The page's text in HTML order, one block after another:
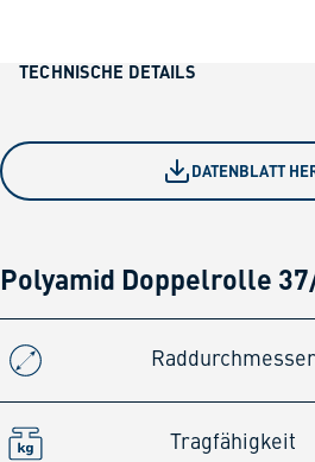
TECHNISCHE DETAILS
DATENBLATT
Polyamid Doppelrolle
Raddurchmesser
Tragfähigkeit